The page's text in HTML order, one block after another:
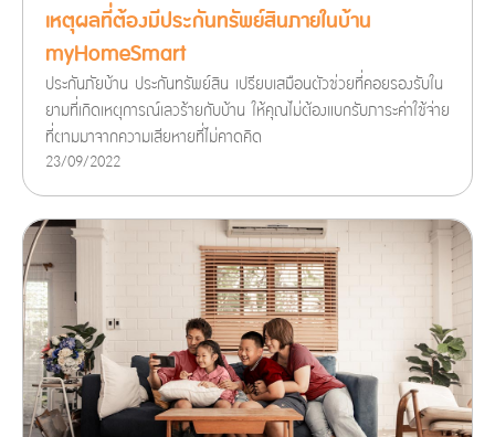
เหตุผลที่ต้องมีประกันทรัพย์สินภายในบ้าน
myHomeSmart
ประกันภัยบ้าน ประกันทรัพย์สิน เปรียบเสมือนตัวช่วยที่คอยรองรับใน
ยามที่เกิดเหตุการณ์เลวร้ายกับบ้าน ให้คุณไม่ต้องแบกรับภาระค่าใช้จ่าย
ที่ตามมาจากความเสียหายที่ไม่คาดคิด
23/09/2022